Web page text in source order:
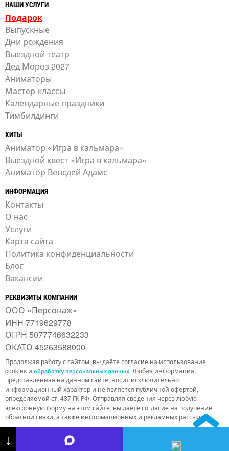
НАШИ УСЛУГИ
Подарок
Выпускные
Дни рождения
Выездной театр
Дед Мороз 2027
Аниматоры
Мастер-классы
Календарные праздники
Тимбилдинги
ХИТЫ
Аниматор «Игра в кальмара»
Выездной квест «Игра в кальмара»
Аниматор Венсдей Адамс
ИНФОРМАЦИЯ
Контакты
О нас
Услуги
Карта сайта
Политика конфиденциальности
Блог
Вакансии
РЕКВИЗИТЫ КОМПАНИИ
ООО «Персонаж»
ИНН 7719629778
ОГРН 5077746632233
ОКАТО 45263588000
Продолжая работу с сайтом, вы даёте согласие на использование
cookies и обработку персональных данных. Любая информация,
представленная на данном сайте, носит исключительно
информационный характер и не является публичной офертой,
определяемой ст. 437 ГК РФ. Отправляя сведения через любую
электронную форму на этом сайте, вы даёте согласие на получение
обратной связи, а также информационных и рекламных рассылок.
↓